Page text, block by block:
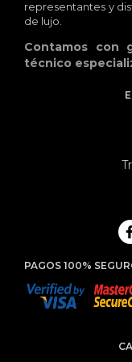
representantes y
de lujo.
Contamos con
técnico
PAGOS 100%